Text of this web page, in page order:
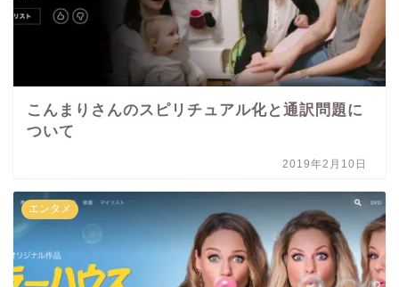
こんまりさんのスピリチュアル化と通訳問題に
ついて
2019年2月10日
エンタメ